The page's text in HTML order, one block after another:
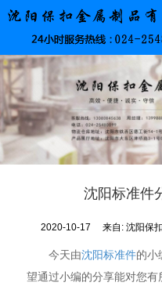
首页 产
图库展示
沈阳标准件
2020-10-17 来自: 沈阳保
今天由沈阳标准件的小
望通过小编的分享能对您有